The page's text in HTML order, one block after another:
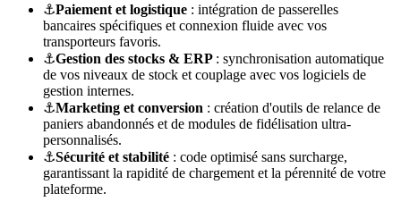
⚓Paiement et logistique : intégration de passerelles
bancaires spécifiques et connexion fluide avec vos
transporteurs favoris.
⚓Gestion des stocks & ERP : synchronisation automatique
de vos niveaux de stock et couplage avec vos logiciels de
gestion internes.
⚓Marketing et conversion : création d'outils de relance de
paniers abandonnés et de modules de fidélisation ultra-
personnalisés.
⚓Sécurité et stabilité : code optimisé sans surcharge,
garantissant la rapidité de chargement et la pérennité de votre
plateforme.